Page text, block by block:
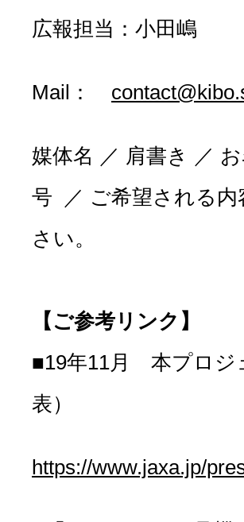
広報担当：小田嶋
Mail：
媒体名 ／ 肩書き ／
号 ／ ご希望される
さい。
【ご参考リンク】
■19年11月 本プロジ
表）
https://www.jaxa.jp/